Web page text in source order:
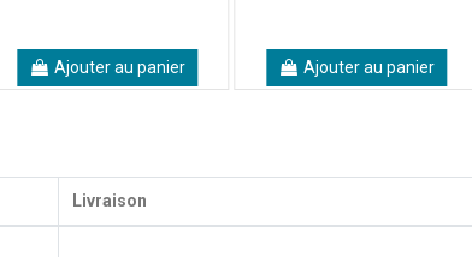
Ajouter au panier Ajouter au panier
Livraison